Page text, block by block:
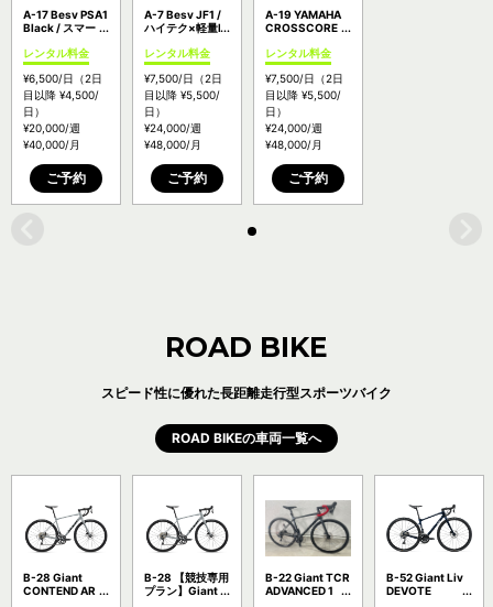
A-17 Besv PSA1
Black / スマート
bike【料金：
P3】
レンタル料金
¥6,500/日 （2日
目以降 ¥4,500/
日）
¥20,000/週
¥40,000/月
ご予約
A-7 Besv JF1 /
ハイテク×軽量E-
テリーレンタル
可能）【料金：
P4】
レンタル料金
¥7,500/日 （2日
目以降 ¥5,500/
日）
¥24,000/週
¥48,000/月
ご予約
A-19 YAMAHA
CROSSCORE
スコア アールシ
ー）/ 万能電動ア
シストクロスバ
イク【料金：
P4】
レンタル料金
¥7,500/日 （2日
目以降 ¥5,500/
日）
¥24,000/週
¥48,000/月
ご予約
ROAD BIKE
スピード性に優れた長距離走行型スポーツバイク
ROAD BIKEの車両一覧へ
B-28 Giant
CONTEND AR
B-28 【競技専用
プラン】Giant
B-22 Giant TCR
ADVANCED 1
B-52 Giant Liv
DEVOTE